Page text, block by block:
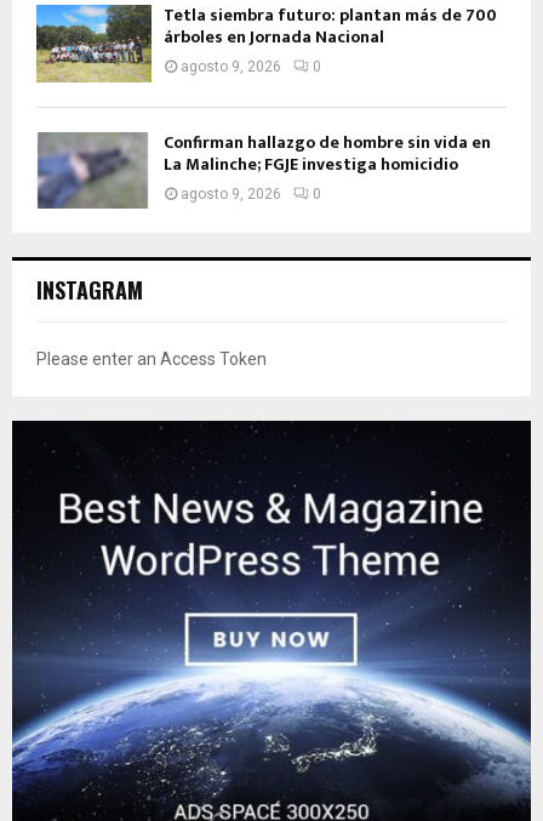
Tetla siembra futuro: plantan más de 700
árboles en Jornada Nacional
agosto 9, 2026 0
Confirman hallazgo de hombre sin vida en
La Malinche; FGJE investiga homicidio
agosto 9, 2026 0
INSTAGRAM
Please enter an Access Token